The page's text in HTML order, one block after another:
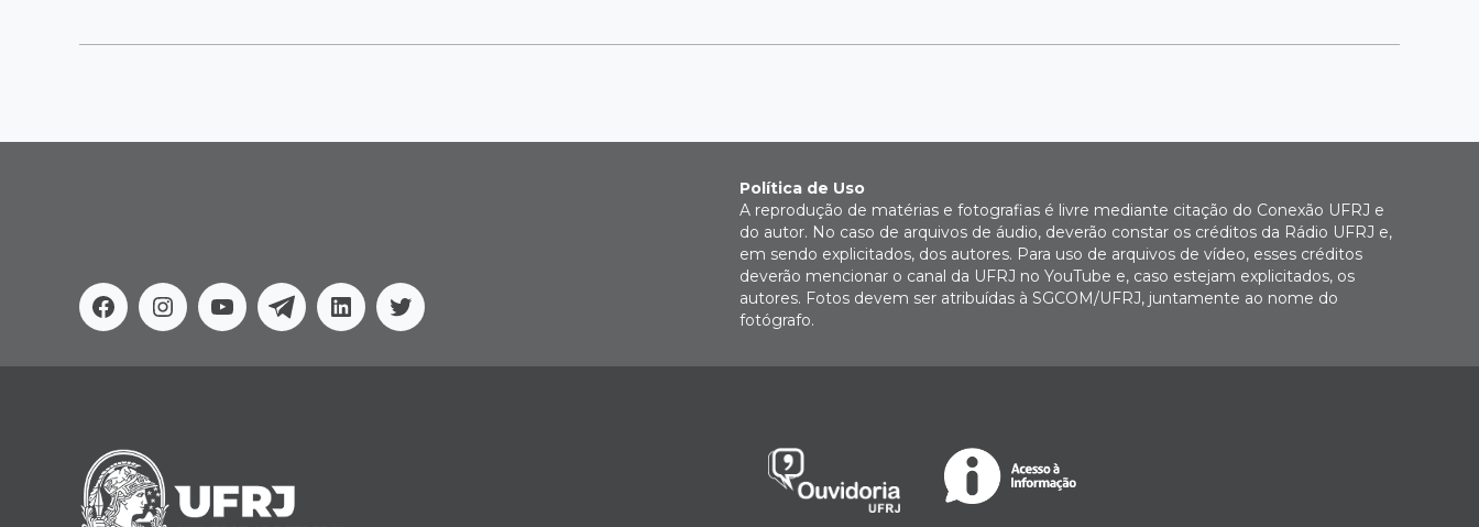
FacebookInstagram
YoutubeTelegramLinkedinTwitter
Política de Uso
A reprodução de matérias e fotografias é livre mediante citação do Conexão UFRJ e
do autor. No caso de arquivos de áudio, deverão constar os créditos da Rádio UFRJ e,
em sendo explicitados, dos autores. Para uso de arquivos de vídeo, esses créditos
deverão mencionar o canal da UFRJ no YouTube e, caso estejam explicitados, os
autores. Fotos devem ser atribuídas à SGCOM/UFRJ, juntamente ao nome do
fotógrafo.